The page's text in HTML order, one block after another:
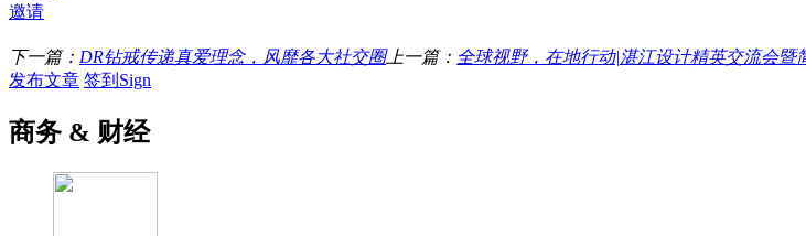
邀请
下一篇： DR钻戒传递真爱理念，风靡各大社交圈上一篇： 全球视野，在地行动|湛江设计精英交流会暨
发布文章 签到Sign
商务 & 财经